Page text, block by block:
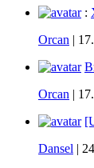
:
Orcan |
Orcan |
Dansel |